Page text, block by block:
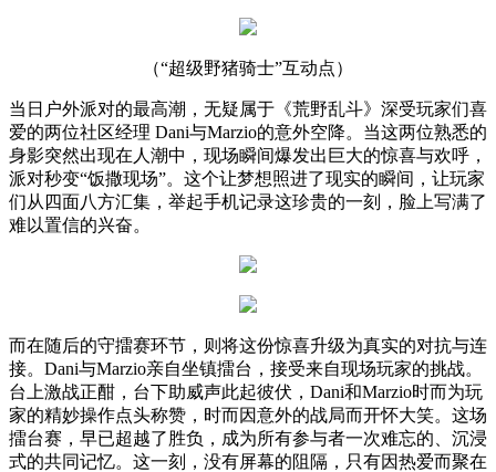
（“超级野猪骑士”互动点）
当日户外派对的最高潮，无疑属于《荒野乱斗》深受玩家们喜
爱的两位社区经理 Dani与Marzio的意外空降。当这两位熟悉的
身影突然出现在人潮中，现场瞬间爆发出巨大的惊喜与欢呼，
派对秒变“饭撒现场”。这个让梦想照进了现实的瞬间，让玩家
们从四面八方汇集，举起手机记录这珍贵的一刻，脸上写满了
难以置信的兴奋。
而在随后的守擂赛环节，则将这份惊喜升级为真实的对抗与连
接。Dani与Marzio亲自坐镇擂台，接受来自现场玩家的挑战。
台上激战正酣，台下助威声此起彼伏，Dani和Marzio时而为玩
家的精妙操作点头称赞，时而因意外的战局而开怀大笑。这场
擂台赛，早已超越了胜负，成为所有参与者一次难忘的、沉浸
式的共同记忆。这一刻，没有屏幕的阻隔，只有因热爱而聚在